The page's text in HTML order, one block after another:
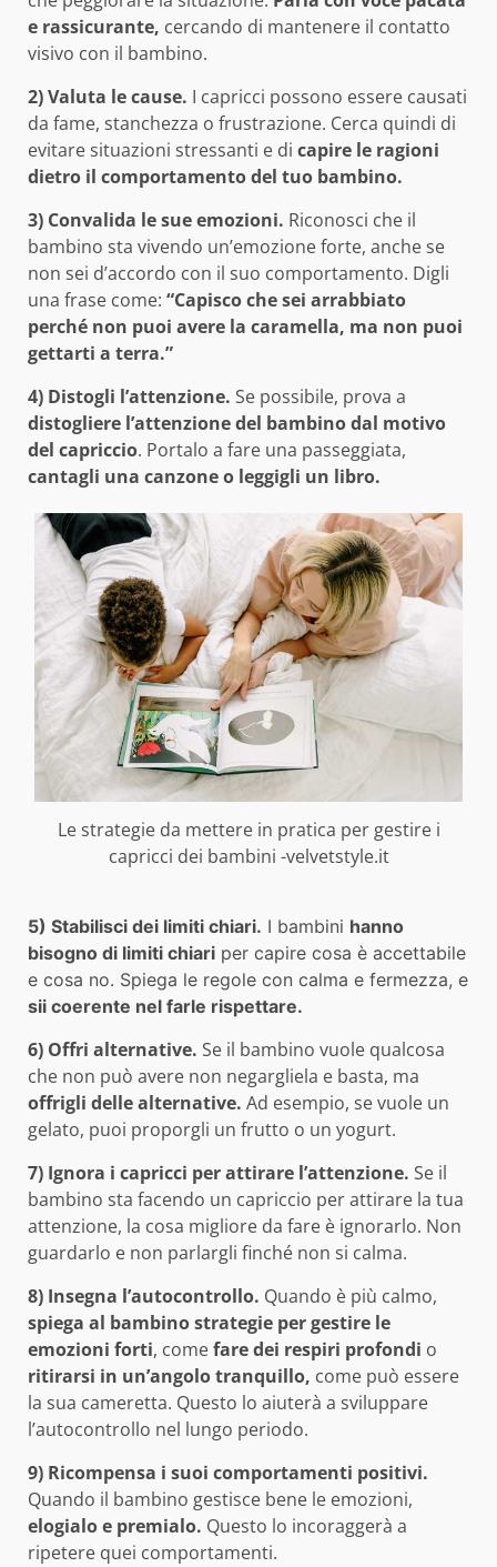
e rassicurante, cercando di mantenere il contatto
visivo con il bambino.
2) Valuta le cause. I capricci possono essere causati
da fame, stanchezza o frustrazione. Cerca quindi di
evitare situazioni stressanti e di capire le ragioni
dietro il comportamento del tuo bambino.
3) Convalida le sue emozioni. Riconosci che il
bambino sta vivendo un’emozione forte, anche se
non sei d’accordo con il suo comportamento. Digli
una frase come: “Capisco che sei arrabbiato
perché non puoi avere la caramella, ma non puoi
gettarti a terra.”
4) Distogli l’attenzione. Se possibile, prova a
distogliere l’attenzione del bambino dal motivo
del capriccio. Portalo a fare una passeggiata,
cantagli una canzone o leggigli un libro.
Le strategie da mettere in pratica per gestire i
capricci dei bambini -velvetstyle.it
5) Stabilisci dei limiti chiari. I bambini hanno
bisogno di limiti chiari per capire cosa è accettabile
e cosa no. Spiega le regole con calma e fermezza, e
sii coerente nel farle rispettare.
6) Offri alternative. Se il bambino vuole qualcosa
che non può avere non negargliela e basta, ma
offrigli delle alternative. Ad esempio, se vuole un
gelato, puoi proporgli un frutto o un yogurt.
7) Ignora i capricci per attirare l’attenzione. Se il
bambino sta facendo un capriccio per attirare la tua
attenzione, la cosa migliore da fare è ignorarlo. Non
guardarlo e non parlargli finché non si calma.
8) Insegna l’autocontrollo. Quando è più calmo,
spiega al bambino strategie per gestire le
emozioni forti, comefare dei respiri profondi o
ritirarsi in un’angolo tranquillo, come può essere
la sua cameretta. Questo lo aiuterà a sviluppare
l’autocontrollo nel lungo periodo.
9) Ricompensa i suoi comportamenti positivi.
Quando il bambino gestisce bene le emozioni,
elogialo e premialo. Questo lo incoraggerà a
ripetere quei comportamenti.